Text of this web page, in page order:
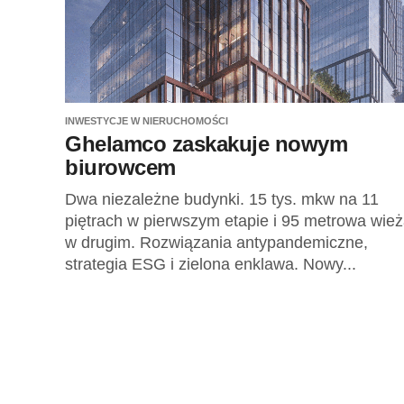
INWESTYCJE W NIERUCHOMOŚCI
Ghelamco zaskakuje nowym
biurowcem
Dwa niezależne budynki. 15 tys. mkw na 11
piętrach w pierwszym etapie i 95 metrowa
w drugim. Rozwiązania antypandemiczne,
strategia ESG i zielona enklawa. Nowy...